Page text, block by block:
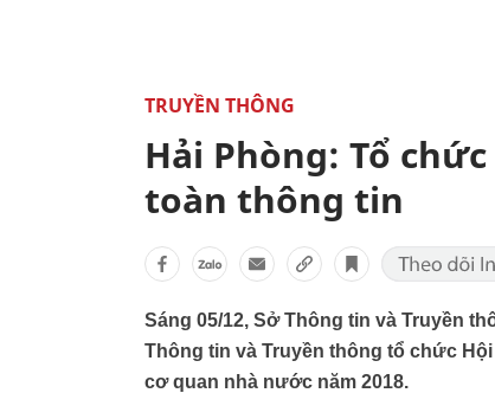
TRUYỀN THÔNG
Hải Phòng: Tổ
toàn thông tin
Sáng 05/12, Sở Thông tin và Truyền
Thông tin và Truyền thông tổ chức
cơ quan nhà nước năm 2018.